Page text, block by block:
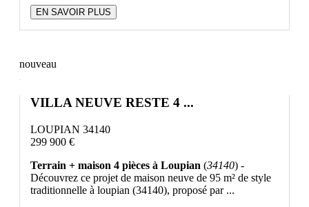
EN SAVOIR PLUS
nouveau
VILLA NEUVE RESTE 4 ...
LOUPIAN 34140
299 900 €
Terrain + maison 4 pièces à Loupian (34140) -
Découvrez ce projet de maison neuve de 95 m² de style
traditionnelle à loupian (34140), proposé par ...